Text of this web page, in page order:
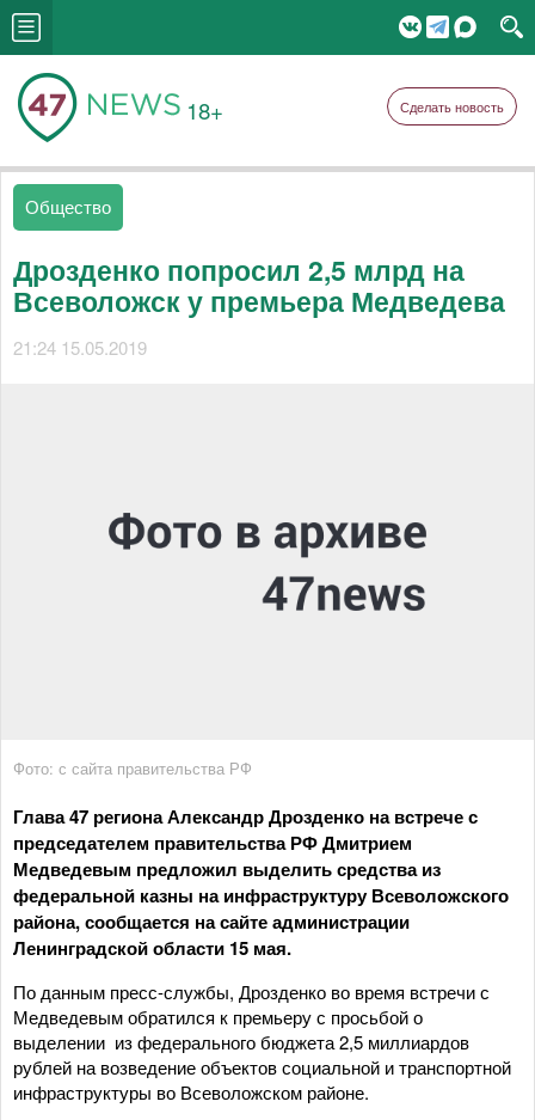
18+ Сделать новость
Общество
Дрозденко попросил 2,5 млрд на
Всеволожск у премьера Медведева
21:24 15.05.2019
Фото: с сайта правительства РФ
Глава 47 региона Александр Дрозденко на встрече с
председателем правительства РФ Дмитрием
Медведевым предложил выделить средства из
федеральной казны на инфраструктуру Всеволожского
района, сообщается на сайте администрации
Ленинградской области 15 мая.
По данным пресс-службы, Дрозденко во время встречи с
Медведевым обратился к премьеру с просьбой о
выделении из федерального бюджета 2,5 миллиардов
рублей на возведение объектов социальной и транспортной
инфраструктуры во Всеволожском районе.